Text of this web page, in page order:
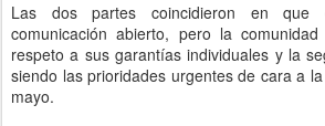
Las dos partes coincidieron en
comunicación abierto, pero la
respeto a sus garantías individuales y la
siendo las prioridades urgentes de cara a
mayo.